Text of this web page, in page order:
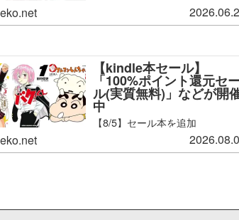
【kindle本セール】
「100%ポイント還元セ
ル(実質無料)」などが開
中
【8/5】セール本を追加